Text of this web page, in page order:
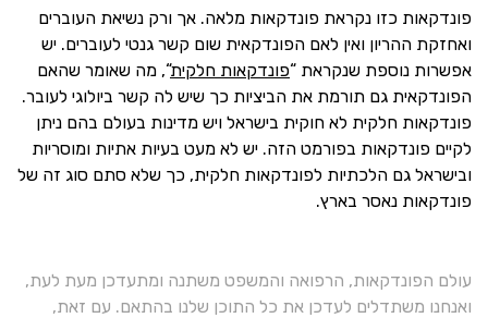
פונדקאות כזו נקראת פונדקאות מלאה. אך ורק נשיאת העוברים
ואחזקת ההריון ואין לאם הפונדקאית שום קשר גנטי לעוברים. יש
אפשרות נוספת שנקראת “פונדקאות חלקית“, מה שאומר שהאם
הפונדקאית גם תורמת את הביציות כך שיש לה קשר ביולוגי לעובר.
פונדקאות חלקית לא חוקית בישראל ויש מדינות בעולם בהם ניתן
לקיים פונדקאות בפורמט הזה. יש לא מעט בעיות אתיות ומוסריות
ובישראל גם הלכתיות לפונדקאות חלקית, כך שלא סתם סוג זה של
פונדקאות נאסר בארץ.
עולם הפונדקאות, הרפואה והמשפט משתנה ומתעדכן מעת לעת,
ואנחנו משתדלים לעדכן את כל התוכן שלנו בהתאם. עם זאת,